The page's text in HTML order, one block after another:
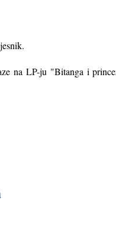
na LP-ju "Bitanga i